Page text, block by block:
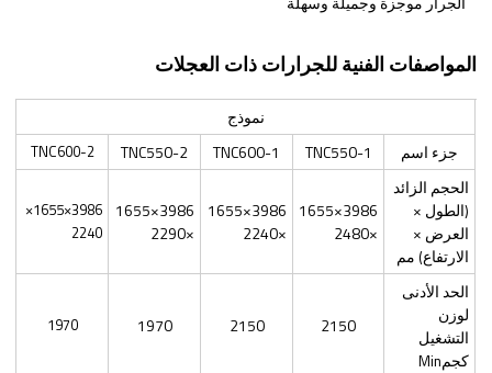
المواصفات الفنية للجرارات ذات العجلات
نموذج
جزء اسم
TNC550-1
TNC600-1
TNC550-2
TNC600-2
الحجم الزائد
(الطول ×
العرض ×
الارتفاع) مم
3986×1655
×2480
3986×1655
×2240
3986×1655
×2290
3986×1655×
2240
الحد الأدنى
لوزن
التشغيل
كجمMin
2150
2150
1970
1970